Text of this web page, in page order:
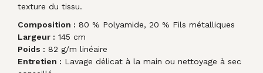
texture du tissu.
Composition : 80 % Polyamide, 20 % Fils métalliques
Largeur : 145 cm
Poids : 82 g/m linéaire
Entretien : Lavage délicat à la main ou nettoyage à sec